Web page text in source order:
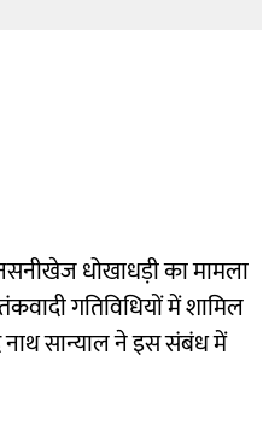
धोखाधड़ी का मामला
गतिविधियों में शामिल
सान्याल ने इस संबंध में